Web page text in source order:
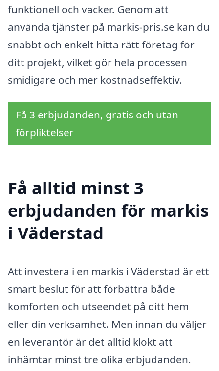
funktionell och vacker. Genom att
använda tjänster på markis-pris.se kan du
snabbt och enkelt hitta rätt företag för
ditt projekt, vilket gör hela processen
smidigare och mer kostnadseffektiv.
Få 3 erbjudanden, gratis och utan
förpliktelser
Få alltid minst 3
erbjudanden för markis
i Väderstad
Att investera i en markis i Väderstad är ett
smart beslut för att förbättra både
komforten och utseendet på ditt hem
eller din verksamhet. Men innan du väljer
en leverantör är det alltid klokt att
inhämtar minst tre olika erbjudanden.